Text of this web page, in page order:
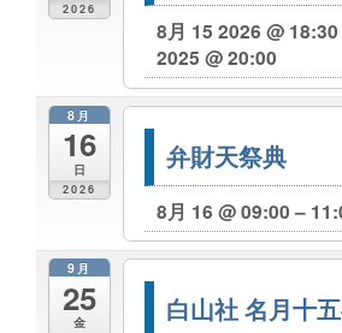
2026
8月 15 2026 @
2025 @ 20:00
8月
16
日
2026
弁財天祭典
8月 16 @ 09:00 –
9月
25
金 白山社 名月十